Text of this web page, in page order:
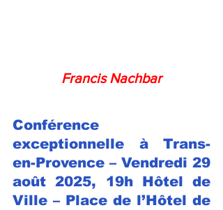
Francis Nachbar
Conférence
exceptionnelle à Trans-
en-Provence – Vendredi 29
août 2025, 19h Hôtel de
Ville – Place de l’Hôtel de